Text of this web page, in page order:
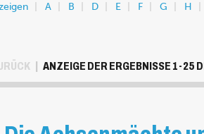
A B D E F G H
ANZEIGE DER ERGEBNISSE 1-25